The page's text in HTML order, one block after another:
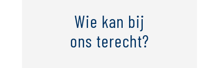
Wie kan bij
ons terecht?